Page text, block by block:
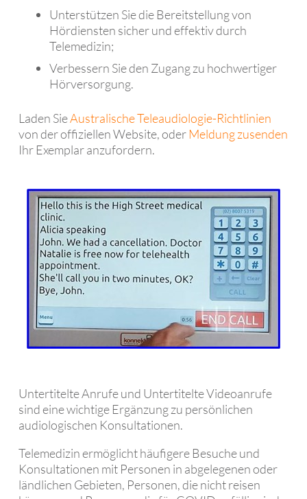
Unterstützen Sie die Bereitstellung von
Hördiensten sicher und effektiv durch
Telemedizin;
Verbessern Sie den Zugang zu hochwertiger
Hörversorgung.
Laden SieAustralische Teleaudiologie-Richtlinien
von der offiziellen Website, oderMeldung zusenden
Ihr Exemplar anzufordern.
Untertitelte Anrufe und Untertitelte Videoanrufe
sind eine wichtige Ergänzung zu persönlichen
audiologischen Konsultationen.
Telemedizin ermöglicht häufigere Besuche und
Konsultationen mit Personen in abgelegenen oder
ländlichen Gebieten, Personen, die nicht reisen